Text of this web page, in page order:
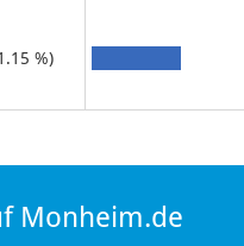
%)
Monheim.de